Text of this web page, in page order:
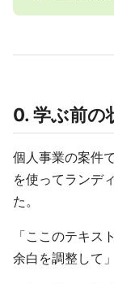
0. 学ぶ前の
個人事業の案件
を使ってランデ
た。
「ここのテキス
余白を調整して」